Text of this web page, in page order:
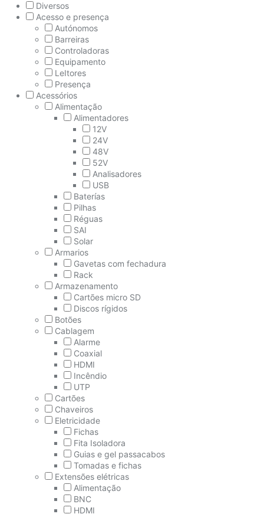
Diversos
Acesso e presença
Autónomos
Barreiras
Controladoras
Equipamento
LeItores
Presença
Acessórios
Alimentação
Alimentadores
12V
24V
48V
52V
Analisadores
USB
Baterías
Pilhas
Réguas
SAI
Solar
Armarios
Gavetas com fechadura
Rack
Armazenamento
Cartões micro SD
Discos rígidos
Botões
Cablagem
Alarme
Coaxial
HDMI
Incêndio
UTP
Cartões
Chaveiros
Eletricidade
Fichas
Fita Isoladora
Guias e gel passacabos
Tomadas e fichas
Extensões elétricas
Alimentação
BNC
HDMI